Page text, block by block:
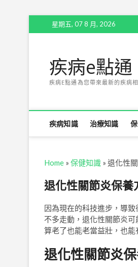
to
星期五, 07 8 月, 2026
疾病e點通
疾病E點通為您帶來最新的疾病
疾病知識 治療知識
Home » 保健知識 » 退化性
退化性關節炎保養
因為現在的科技進步，導
不多走動，退化性關節炎
算老了也能老當益壯，也能
退化性關節炎